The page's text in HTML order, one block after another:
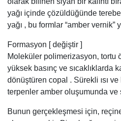
Bunun gerçekleşmesi için,
vakaların çoğunda bu mevduat
tarafından bozuldu. güneş
aşırı sıcaklıklara (bakteri ve
mikroorganizmalar reçine
Reçine kehribar olmaya
koşullarda üretilen olmalıdır. [17]